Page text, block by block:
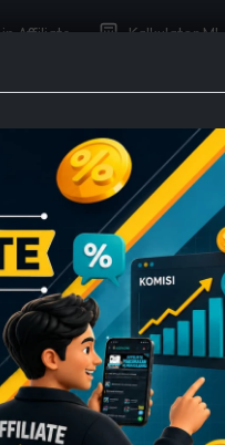
Affiliate Kalkulator ML